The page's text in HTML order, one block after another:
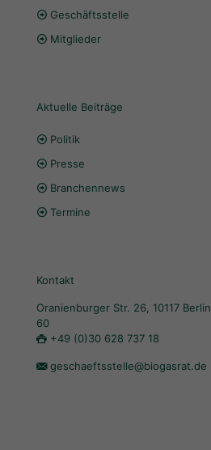
Geschäftsstelle
Mitglieder
Aktuelle Beiträge
Politik
Presse
Branchennews
Termine
Kontakt
Oranienburger Str. 26, 10117 Berlin
60
+49 (0)30 628 737 18
geschaeftsstelle@biogasrat.de